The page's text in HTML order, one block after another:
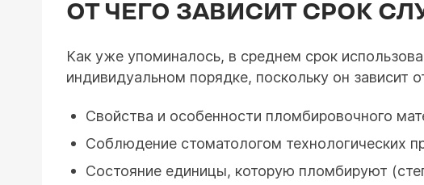
ОТ ЧЕГО ЗАВИСИТ СРОК
Как уже упоминалось, в среднем срок
индивидуальном порядке, поскольку он зависит
Свойства и особенности пломбировочного
Соблюдение стоматологом технологических
Состояние единицы, которую пломбируют